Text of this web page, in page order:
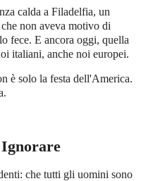
calda a Filadelfia, un
non aveva motivo di
fece. E ancora oggi, quella
italiani, anche noi europei.
è solo la festa dell'America.
Ignorare
che tutti gli uomini sono